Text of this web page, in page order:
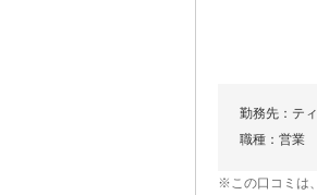
勤務先：テ
職種：営業
※この口コミは